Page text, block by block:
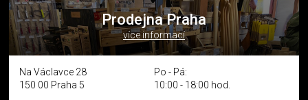
Prodejna Praha
více informací
Na Václavce 28
150 00 Praha 5
Po - Pá:
10:00 - 18:00 hod.